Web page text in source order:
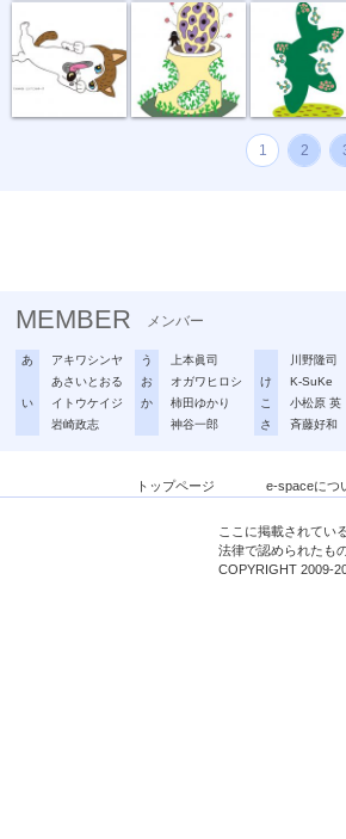
1 2
MEMBER メンバー
あ
アキワシンヤ
あさいとおる
い
イトウケイジ
岩崎政志
う
上本眞司
お
オガワヒロシ
か
柿田ゆかり
神谷一郎
川野隆司
け
K-SuKe
こ
小松原 英
さ
斉藤好和
トップページ e-spaceにつ
ここに掲載されてい
法律で認められたも
COPYRIGHT 2009-